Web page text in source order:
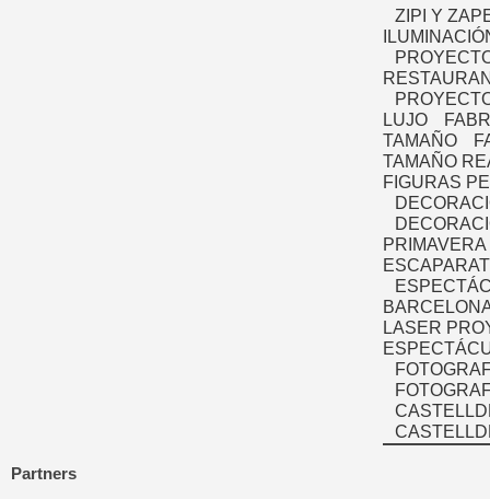
ZIPI Y
LUJO
TAMAÑO
TAMAÑO
FIGURAS
PRIMAVERA
LASER
Partners